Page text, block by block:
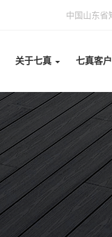
中国山东省
关于七真 七真客户